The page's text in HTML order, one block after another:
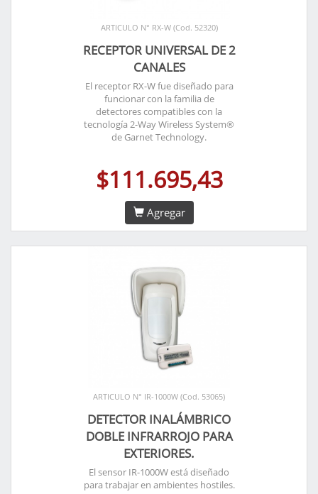
ARTICULO N° RX-W (Cod. 52320)
RECEPTOR UNIVERSAL DE 2
CANALES
El receptor RX-W fue diseñado para
funcionar con la familia de
detectores compatibles con la
tecnología 2-Way Wireless System®
de Garnet Technology.
$111.695,43
Agregar
ARTICULO N° IR-1000W (Cod. 53065)
DETECTOR INALÁMBRICO
DOBLE INFRARROJO PARA
EXTERIORES.
El sensor IR-1000W está diseñado
para trabajar en ambientes hostiles.